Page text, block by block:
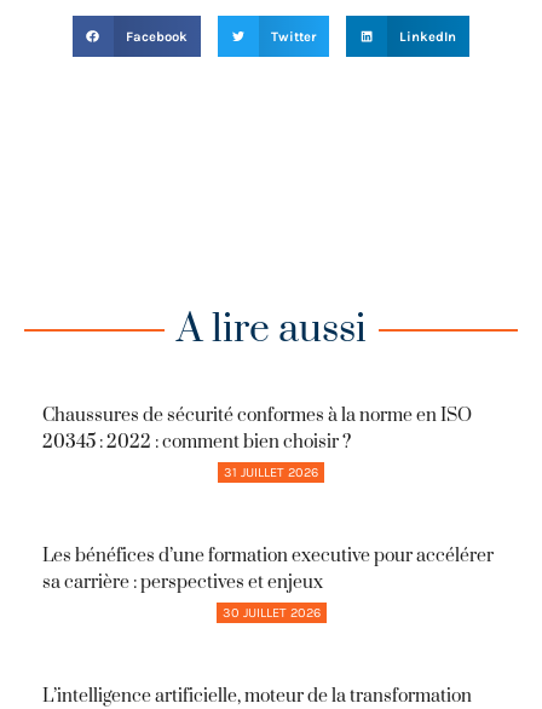
Facebook Twitter LinkedIn
A lire aussi
Chaussures de sécurité conformes à la norme en ISO
20345 : 2022 : comment bien choisir ?
31 JUILLET 2026
Les bénéfices d’une formation executive pour accélérer
sa carrière : perspectives et enjeux
30 JUILLET 2026
L’intelligence artificielle, moteur de la transformation